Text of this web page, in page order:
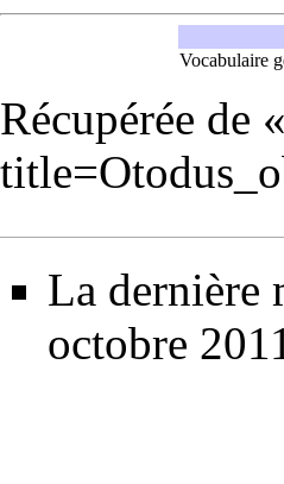
Vocabulaire
Récupérée de «
La dernière
octobre